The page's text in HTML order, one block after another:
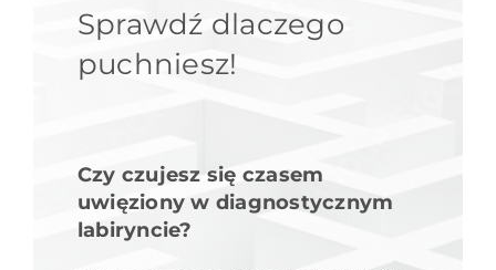
Sprawdź dlaczego
puchniesz!
Czy czujesz się czasem
uwięziony w diagnostycznym
labiryncie?